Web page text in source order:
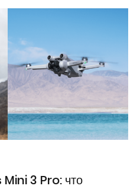
3 Pro: что